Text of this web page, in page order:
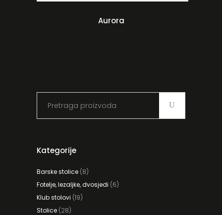
Aurora
Kategorije
Barske stolice (8)
Fotelje, lezaljke, dvosjedi (6)
Klub stolovi (19)
Stolice (28)